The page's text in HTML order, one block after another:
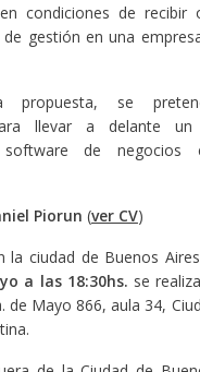
condiciones de recibir
gestión en una
se
llevar a delante un
de negocios
Piorun (ver CV)
la ciudad de Buenos
a las 18:30hs. se
de Mayo 866, aula 34,